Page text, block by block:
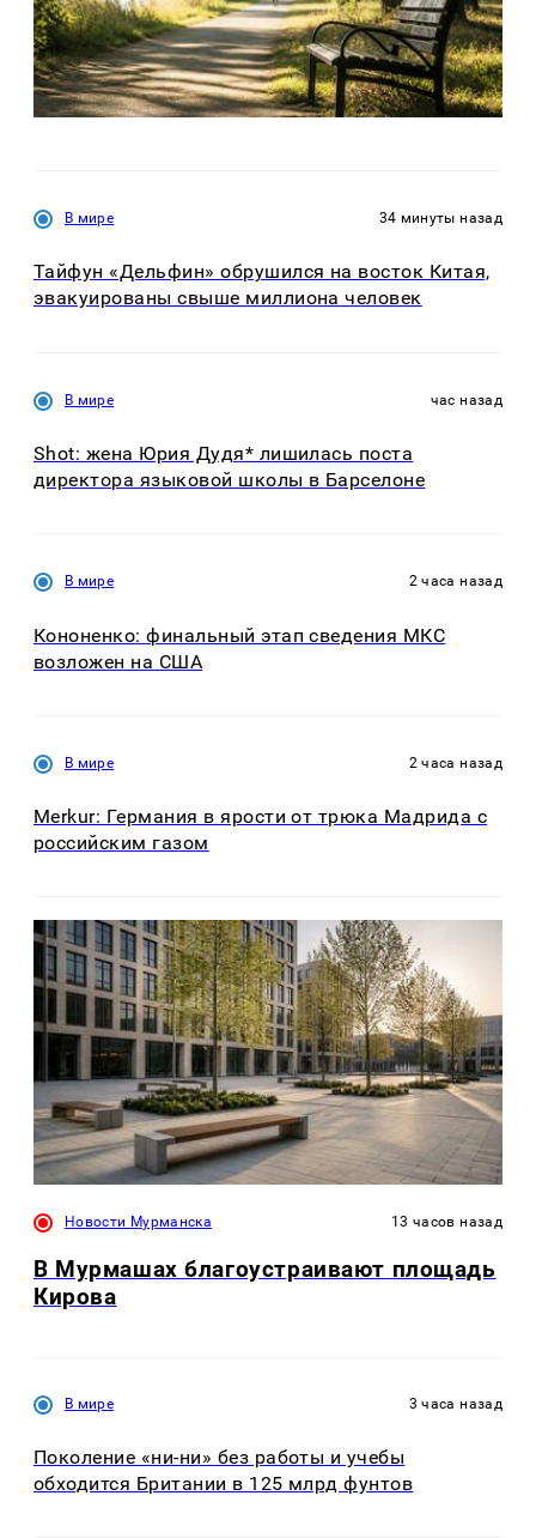
В мире 34 минуты назад
Тайфун «Дельфин» обрушился на восток Китая,
эвакуированы свыше миллиона человек
В мире час назад
Shot: жена Юрия Дудя* лишилась поста
директора языковой школы в Барселоне
В мире 2 часа назад
Кононенко: финальный этап сведения МКС
возложен на США
В мире 2 часа назад
Merkur: Германия в ярости от трюка Мадрида с
российским газом
Новости Мурманска 13 часов назад
В Мурмашах благоустраивают площадь
Кирова
В мире 3 часа назад
Поколение «ни-ни» без работы и учебы
обходится Британии в 125 млрд фунтов